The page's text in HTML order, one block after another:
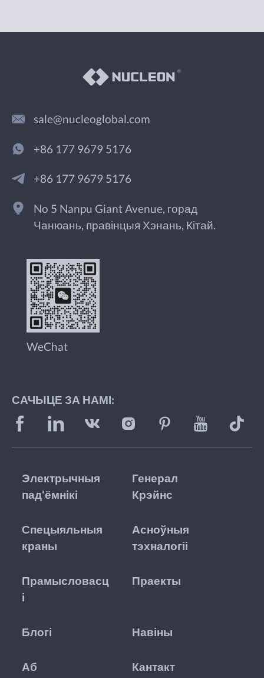
sale@nucleoglobal.com
+86 177 9679 5176
+86 177 9679 5176
No 5 Nanpu Giant Avenue, горад
Чанюань, правінцыя Хэнань, Кітай.
WeChat
САЧЫЦЕ ЗА НАМІ:
Электрычныя
пад'ёмнікі
Генерал
Крэйнс
Спецыяльныя
краны
Асноўныя
тэхналогіі
Прамысловасц
і
Праекты
Блогі Навіны
Аб Кантакт